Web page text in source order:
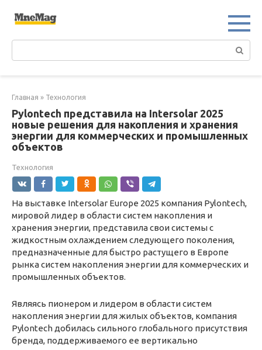
Главная » Технология
Pylontech представила на Intersolar 2025
новые решения для накопления и хранения
энергии для коммерческих и промышленных
объектов
Технология
На выставке Intersolar Europe 2025 компания Pylontech,
мировой лидер в области систем накопления и
хранения энергии, представила свои системы с
жидкостным охлаждением следующего поколения,
предназначенные для быстро растущего в Европе
рынка систем накопления энергии для коммерческих и
промышленных объектов.
Являясь пионером и лидером в области систем
накопления энергии для жилых объектов, компания
Pylontech добилась сильного глобального присутствия
бренда, поддерживаемого ее вертикально